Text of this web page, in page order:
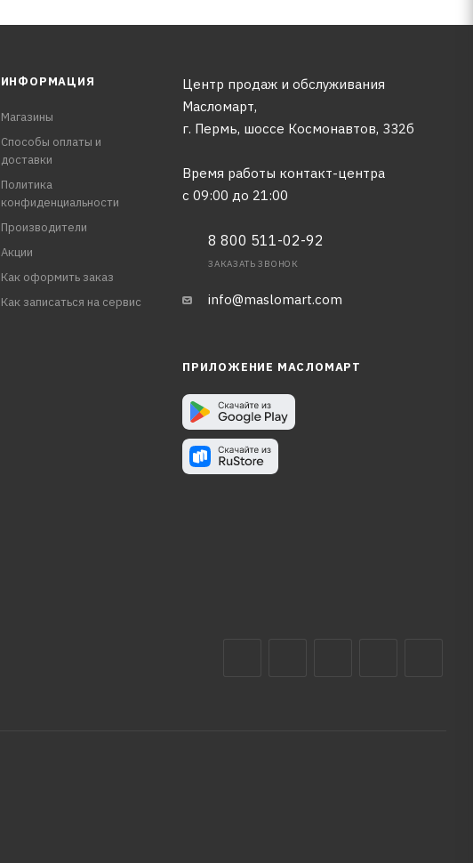
ИНФОРМАЦИЯ
Магазины
Способы оплаты и
доставки
Политика
конфиденциальности
Производители
Акции
Как оформить заказ
Как записаться на сервис
Центр продаж и обслуживания
Масломарт,
г. Пермь, шоссе Космонавтов, 332б
Время работы контакт-центра
с 09:00 до 21:00
8 800 511-02-92
ЗАКАЗАТЬ ЗВОНОК
info@maslomart.com
ПРИЛОЖЕНИЕ МАСЛОМАРТ